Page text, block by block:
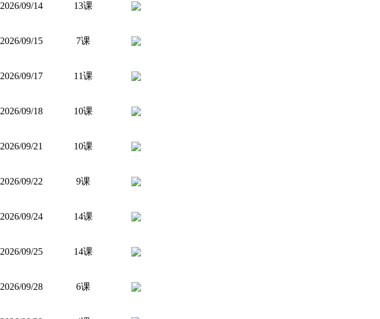
2026/09/14 13课
2026/09/15 7课
2026/09/17 11课
2026/09/18 10课
2026/09/21 10课
2026/09/22 9课
2026/09/24 14课
2026/09/25 14课
2026/09/28 6课